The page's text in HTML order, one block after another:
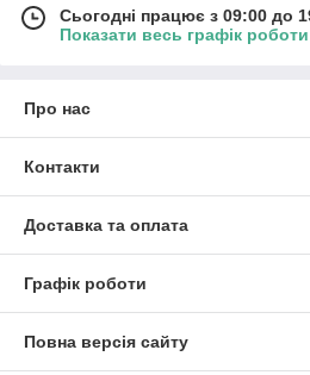
Сьогодні працює з 09:00 до
Показати весь графік роботи
Про нас
Контакти
Доставка та оплата
Графік роботи
Повна версія сайту